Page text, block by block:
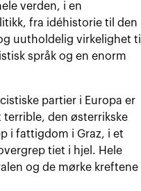
verden, i en
fra idéhistorie til den
uutholdelig virkelighet til
språk og en enorm
partier i Europa er
den østerrikske
i fattigdom i Graz, i et
tiet i hjel. Hele
og de mørke kreftene